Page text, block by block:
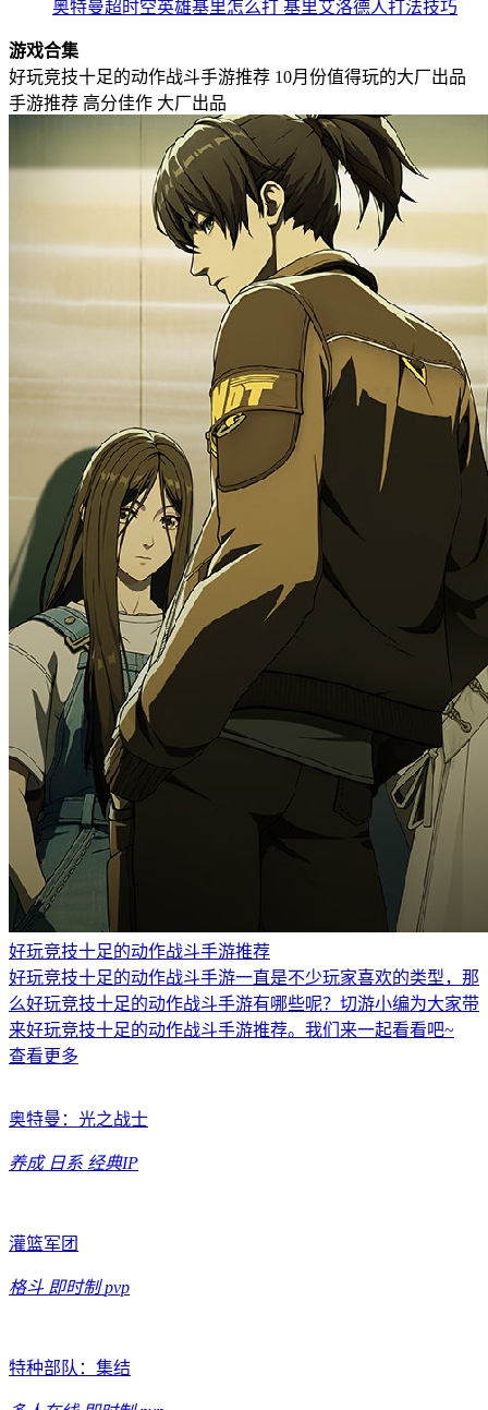
奥特曼超时空英雄基里怎么打 基里艾洛德人打法技巧
游戏合集
好玩竞技十足的动作战斗手游推荐 10月份值得玩的大厂出品
手游推荐 高分佳作 大厂出品
好玩竞技十足的动作战斗手游推荐
好玩竞技十足的动作战斗手游一直是不少玩家喜欢的类型，那
么好玩竞技十足的动作战斗手游有哪些呢？切游小编为大家带
来好玩竞技十足的动作战斗手游推荐。我们来一起看看吧~
查看更多
奥特曼：光之战士
养成 日系 经典IP
灌篮军团
格斗 即时制 pvp
特种部队：集结